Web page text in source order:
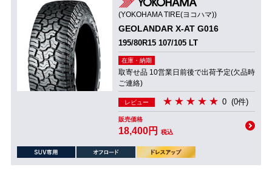
(YOKOHAMA TIRE(ヨコハマ))
GEOLANDAR X-AT G016
195/80R15 107/105 LT
在庫・納期
取寄せ品 10営業日前後で出荷予定(欠品時
ご連絡)
レビュー 0 (0件)
販売価格
18,400円 税込